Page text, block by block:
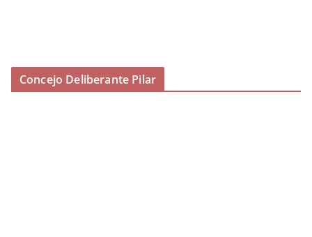
Concejo Deliberante Pilar